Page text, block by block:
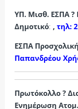
ΥΠ. Μισθ. ΕΣΠΑ ?
Δημοτικό: , τηλ:
ΕΣΠΑ
Παπανδρέου
Πρωτόκολλο ?
Ενημέρωση